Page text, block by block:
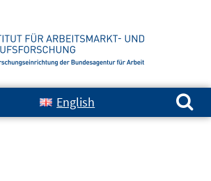
English
Suchen nach: